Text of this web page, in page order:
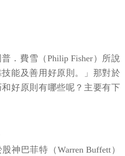
．費雪（Philip Fisher）所說
能及善用好原則。」那對於
好原則有哪些呢？主要有下
神巴菲特（Warren Buffett）